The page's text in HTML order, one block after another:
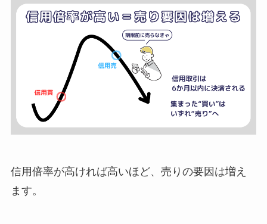
信用倍率が高ければ高いほど、売りの要因は増え
ます。